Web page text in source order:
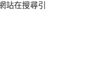
站在搜尋引